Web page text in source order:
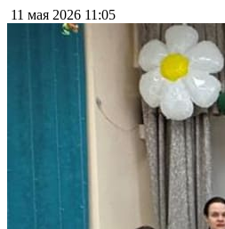
11 мая 2026 11:05